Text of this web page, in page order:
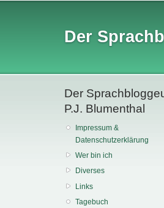
Der
Der
P.J. Blumenthal
Impressum &
Datenschutzerklärung
Wer bin ich
Diverses
Links
Tagebuch